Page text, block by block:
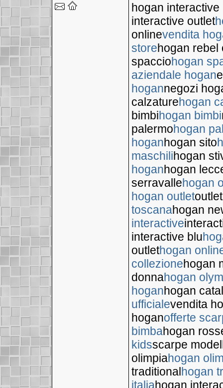
hogan
interactive outlet
onlinevendita
storehogan rebel
spacciohogan
aziendale hogan
hogannegozi
calzaturehogan
bimbihogan bimbi
palermohogan
hoganhogan sito
maschilihogan
hoganhogan
serravallehogan
hogan outlet
toscanahogan
interactive
interactive blu
outlethogan
collezionehogan
donnahogan
hoganhogan
ufficialevendita
hoganofferte
bimbahogan
kidsscarpe
olimpiahogan
traditionalhogan
italiahogan